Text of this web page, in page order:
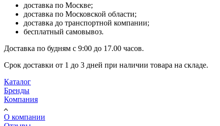
доставка по Москве;
доставка по Московской области;
доставка до транспортной компании;
бесплатный самовывоз.
Доставка по будням с 9:00 до 17.00 часов.
Срок доставки от 1 до 3 дней при наличии товара на складе.
Каталог
Бренды
Компания
О компании